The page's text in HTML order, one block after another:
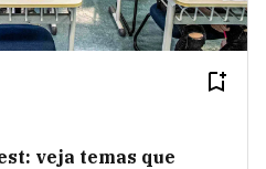
veja temas que